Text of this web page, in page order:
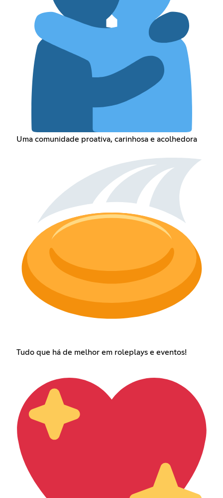
Uma comunidade proativa, carinhosa e acolhedora
Tudo que há de melhor em roleplays e eventos!